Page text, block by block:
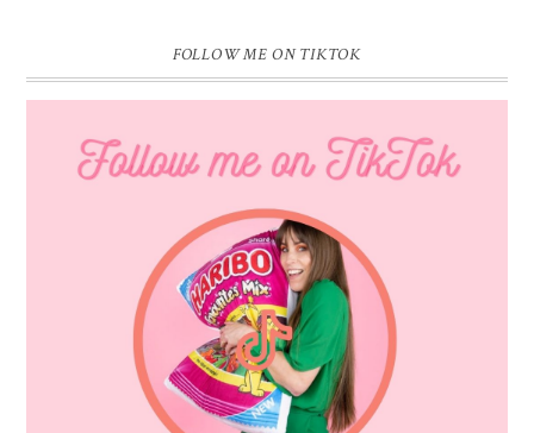
FOLLOW ME ON TIKTOK